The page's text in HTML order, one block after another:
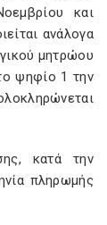
και
ανάλογα
μητρώου
ψηφίο 1 την
κατά την
πληρωμής